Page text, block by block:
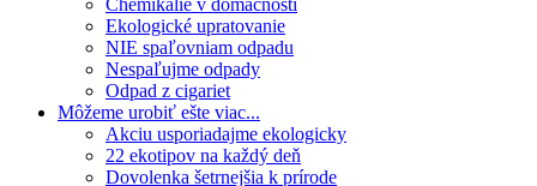
Chemikálie v domácnosti
Ekologické upratovanie
NIE spaľovniam odpadu
Nespaľujme odpady
Odpad z cigariet
Môžeme urobiť ešte viac...
Akciu usporiadajme ekologicky
22 ekotipov na každý deň
Dovolenka šetrnejšia k prírode